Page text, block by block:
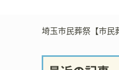
埼玉市民葬祭【市民